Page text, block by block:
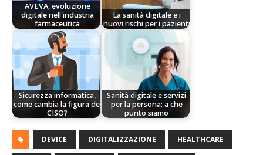
AVEVA, evoluzione
digitale nell'industria
farmaceutica
La sanità digitale e i
nuovi rischi per i pazienti
Sicurezza informatica,
come cambia la figura del
CISO?
Sanità digitale e servizi
per la persona: a che
punto siamo
DEVICE DIGITALIZZAZIONE HEALTHCARE